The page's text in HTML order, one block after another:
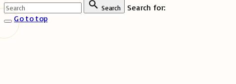
Search
Search for:
Go to top